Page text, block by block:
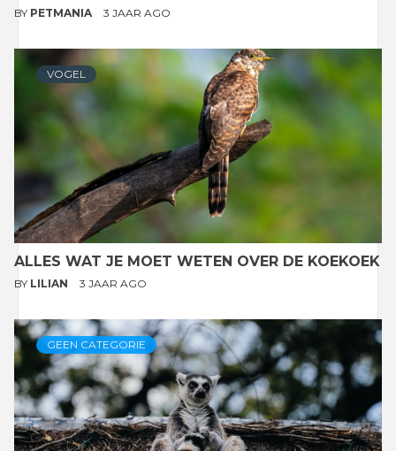
BY PETMANIA 3 JAAR AGO
VOGEL
ALLES WAT JE MOET WETEN OVER DE KOEKOEK
BY LILIAN 3 JAAR AGO
GEEN CATEGORIE